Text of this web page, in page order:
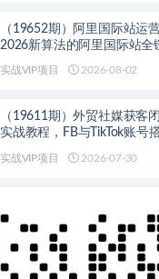
（19652期）阿里国际站运
2026新算法的阿里国际站全
实战VIP项目 2026-08-02
（19611期）外贸社媒获客
实战教程，FB与TikTok账号
实战VIP项目 2026-07-30